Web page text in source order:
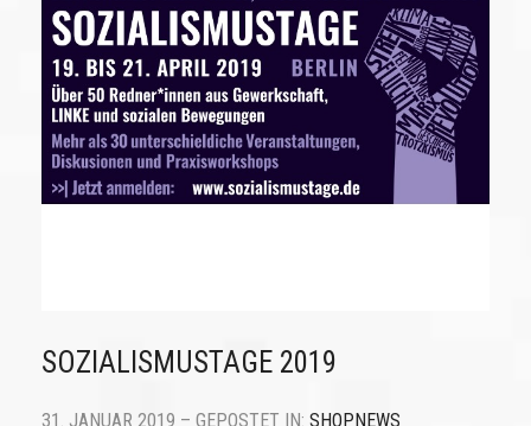
SOZIALISMUSTAGE 2019
31. JANUAR 2019 – GEPOSTET IN: SHOPNEWS